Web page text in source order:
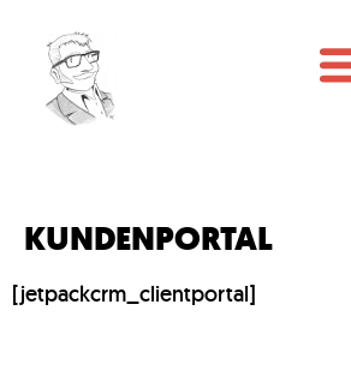
KUNDENPORTAL
[jetpackcrm_clientportal]